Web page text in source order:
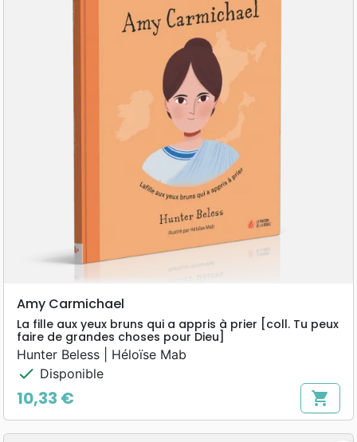
Amy Carmichael
La fille aux yeux bruns qui a appris à prier [coll. Tu peux
faire de grandes choses pour Dieu]
Hunter Beless | Héloïse Mab
check Disponible
Prix
10,33 € shopping_cart